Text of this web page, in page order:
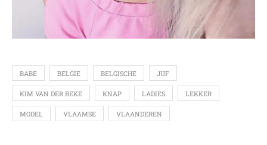
BABE BELGIE BELGISCHE JUF
KIM VAN DER BEKE KNAP LADIES LEKKER
MODEL VLAAMSE VLAANDEREN